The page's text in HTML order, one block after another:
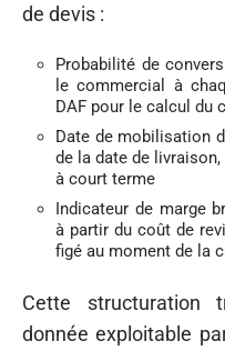
de devis :
Probabilité de
le commercial à
DAF pour le calcul du
Date de mobilisation
de la date de
à court terme
Indicateur de marge
à partir du coût de
figé au moment de la
Cette structuration
donnée exploitable